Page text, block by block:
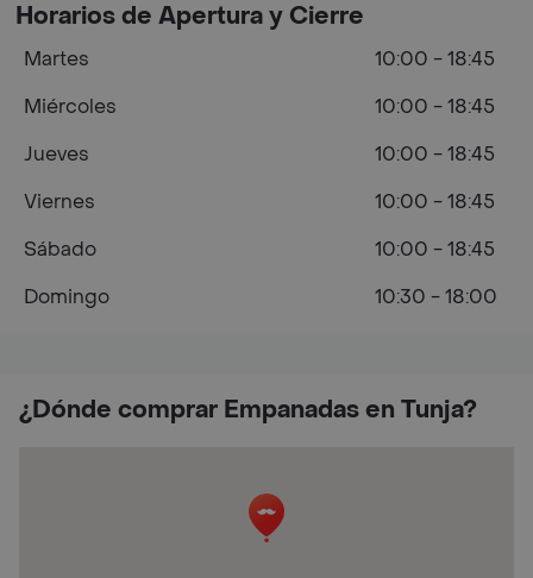
¿Dónde comprar Empanadas en Tunja?
Horarios de Apertura y Cierre
Martes
10:00 - 18:45
Miércoles
10:00 - 18:45
Jueves
10:00 - 18:45
Viernes
10:00 - 18:45
Sábado
10:00 - 18:45
Domingo
10:30 - 18:00